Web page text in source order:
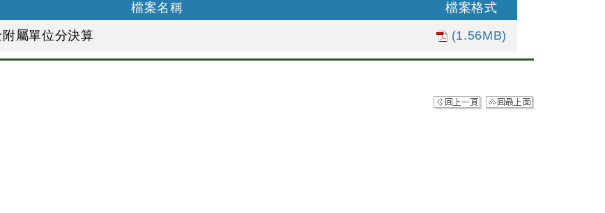
檔案名稱
檔案格式
屬單位分決算
(1.56MB)